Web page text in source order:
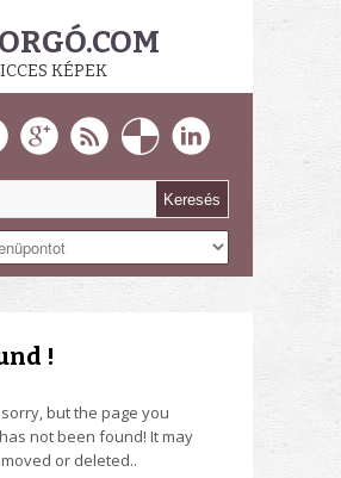
KÉPEK
!
but the page you
not been found! It may
or deleted..